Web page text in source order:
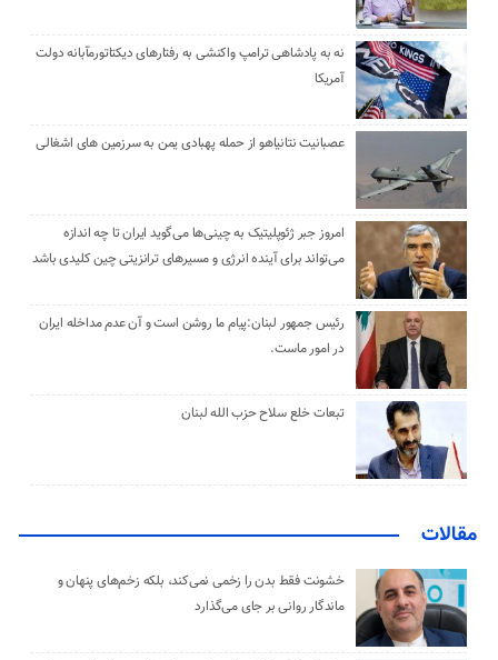
نه به پادشاهی ترامپ واکنشی به رفتارهای دیکتاتورمآبانه دولت
آمریکا
عصبانیت نتانیاهو از حمله پهبادی یمن به سرزمین های اشغالی
امروز جبر ژئوپلیتیک به چینی‌ها می‌گوید ایران تا چه اندازه
می‌تواند برای آینده انرژی و مسیرهای ترانزیتی چین کلیدی باشد
رئیس جمهور لبنان:پیام ما روشن است و آن عدم مداخله ایران
در امور ماست.
تبعات خلع سلاح حزب الله لبنان
مقالات
خشونت فقط بدن را زخمی نمی‌کند، بلکه زخم‌های پنهان و
ماندگار روانی بر جای می‌گذارد